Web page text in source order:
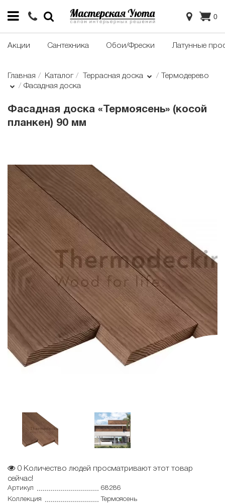
0
Акции Сантехника Обои/Фрески Латунные
Главная Каталог Террасная доска
Термодерево
Фасадная доска
Фасадная доска «Термоясень» (косой
планкен) 90 мм
0 Количество людей просматривают этот товар
сейчас!
Артикул
68286
Коллекция
Термоясень